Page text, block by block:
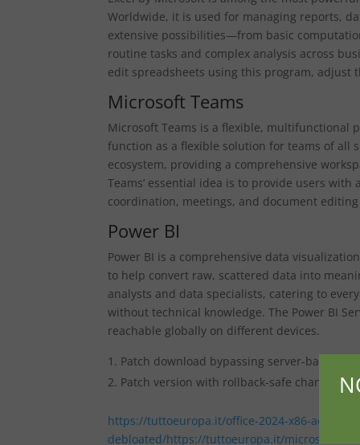
Worldwide, it is used for managing reports,
extensive possibilities—from basic
routine tasks and complex analysis across
edit spreadsheets using this program,
Microsoft Teams
Microsoft Teams is a flexible, multifunctional
function as a flexible solution for teams of all
ecosystem, providing a comprehensive
Teams’ essential idea is to provide users
coordination, meetings, and document
Power BI
Power BI is a comprehensive data
to help convert raw, scattered data into
analysts and data specialists, catering to
without technical knowledge. The Power BI
reachable globally on different devices.
Patch download bypassing server-based
Patch version with rollback-safe changes
https://tuttoeuropa.it/office-2024-x86-
debloated/https://tuttoeuropa.it/microsoft-